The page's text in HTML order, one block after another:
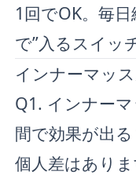
1回でOK。毎
で”入るスイッ
インナーマッ
Q1. インナー
間で効果が出る
個人差はあり